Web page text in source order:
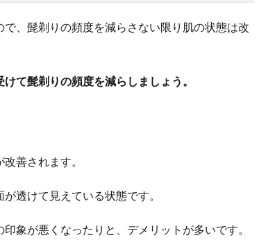
で、髭剃りの頻度を減らさない限り肌の状態は改
けて髭剃りの頻度を減らしましょう。
善されます。
透けて見えている状態です。
象が悪くなったりと、デメリットが多いです。